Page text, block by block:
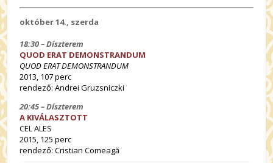
október 14., szerda
18:30 – Díszterem
QUOD ERAT DEMONSTRANDUM
QUOD ERAT DEMONSTRANDUM
2013, 107 perc
rendező: Andrei Gruzsniczki
20:45 – Díszterem
A KIVÁLASZTOTT
CEL ALES
2015, 125 perc
rendező: Cristian Comeagă